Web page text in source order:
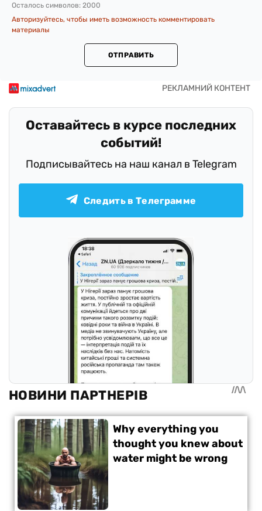
Осталось символов: 2000
Авторизуйтесь, чтобы иметь возможность комментировать
материалы
ОТПРАВИТЬ
Оставайтесь в курсе последних
событий!
Подписывайтесь на наш канал в Telegram
Следить в Телеграмме